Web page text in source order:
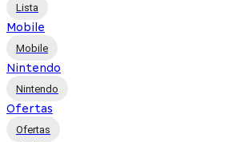
Lista
Mobile
Mobile
Nintendo
Nintendo
Ofertas
Ofertas